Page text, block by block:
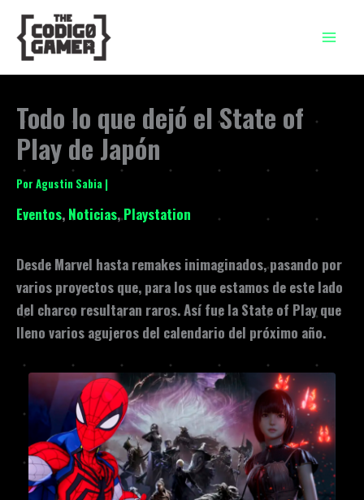
contenido
Todo lo que dejó el State of
Play de Japón
Por Agustin Sabia |
Eventos, Noticias,Playstation
Desde Marvel hasta remakes inimaginados, pasando por
varios proyectos que, para los que estamos de este lado
del charco resultaran raros. Así fue la State of Play que
lleno varios agujeros del calendario del próximo año.